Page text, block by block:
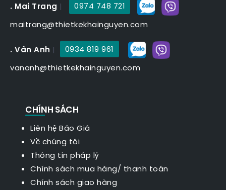
. Mai Trang |
0974 748 721
maitrang@thietkekhainguyen.com
. Vân Anh |
0934 819 961
vananh@thietkekhainguyen.com
CHÍNH SÁCH
Liên hệ Báo Giá
Về chúng tôi
Thông tin pháp lý
Chính sách mua hàng/ thanh toán
Chính sách giao hàng